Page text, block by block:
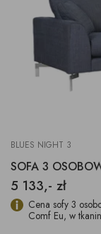
BLUES NIGHT 3
SOFA 3
5 133,- zł
Cena sofy 3
Comf Eu, w